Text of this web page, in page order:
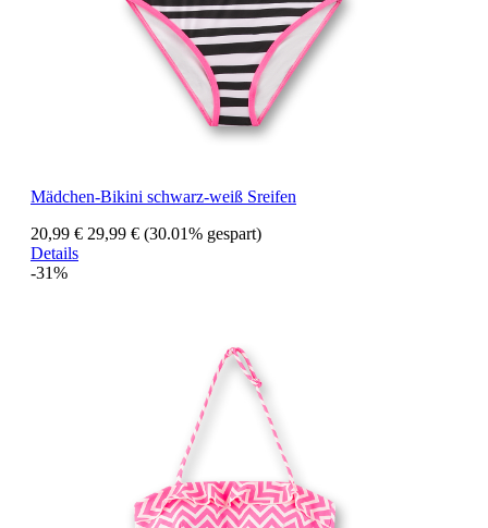
Mädchen-Bikini schwarz-weiß Sreifen
20,99 € 29,99 € (30.01% gespart)
Details
-31%